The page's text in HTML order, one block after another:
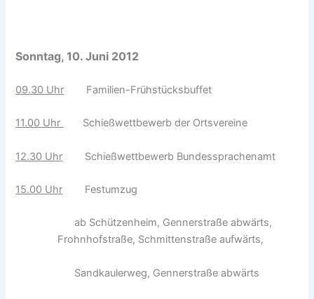
Sonntag, 10. Juni 2012
09.30 Uhr Familien-Frühstücksbuffet
11.00 Uhr Schießwettbewerb der Ortsvereine
12.30 Uhr Schießwettbewerb Bundessprachenamt
15.00 Uhr Festumzug
ab Schützenheim, Gennerstraße abwärts,
Frohnhofstraße, Schmittenstraße aufwärts,
Sandkaulerweg, Gennerstraße abwärts